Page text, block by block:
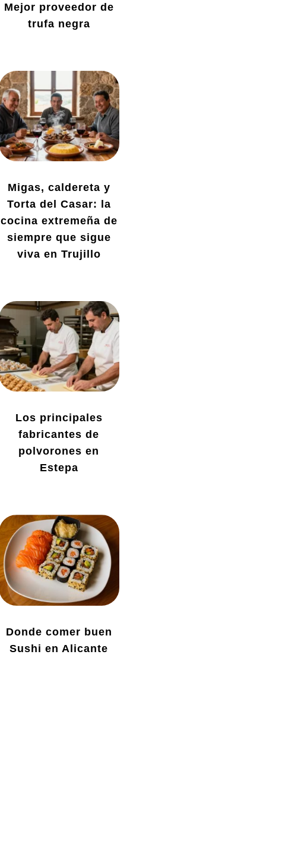
Mejor proveedor de
trufa negra
Migas, caldereta y
Torta del Casar: la
cocina extremeña de
siempre que sigue
viva en Trujillo
Los principales
fabricantes de
polvorones en
Estepa
Donde comer buen
Sushi en Alicante